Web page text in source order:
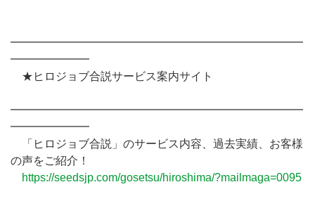
━━━━━━━━━━━━━━━━━━━━━━━━━━
━━━━━━━
★ヒロジョブ合説サービス案内サイト
━━━━━━━━━━━━━━━━━━━━━━━━━━
━━━━━━━
「ヒロジョブ合説」のサービス内容、過去実績、お客様
の声をご紹介！
https://seedsjp.com/gosetsu/hiroshima/?mailmaga=0095